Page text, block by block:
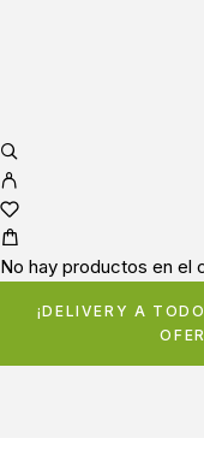
No hay productos en el
¡DELIVERY A